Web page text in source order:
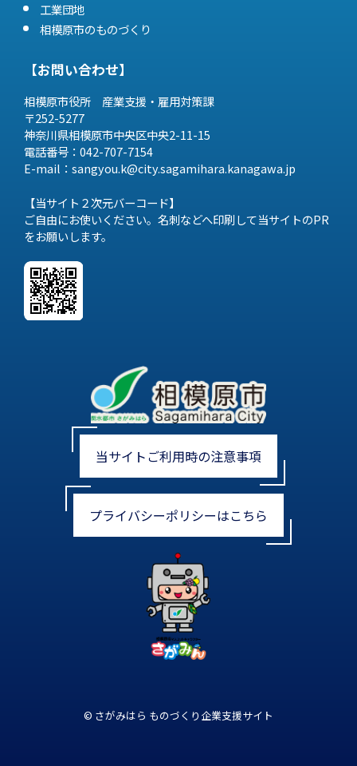
工業団地
相模原市のものづくり
【お問い合わせ】
相模原市役所 産業支援・雇用対策課
〒252-5277
神奈川県相模原市中央区中央2-11-15
電話番号：042-707-7154
E-mail：sangyou.k@city.sagamihara.kanagawa.jp
【当サイト２次元バーコード】
ご自由にお使いください。名刺などへ印刷して当サイトのPR
をお願いします。
当サイトご利用時の注意事項
プライバシーポリシーはこちら
© さがみはら ものづくり企業支援サイト